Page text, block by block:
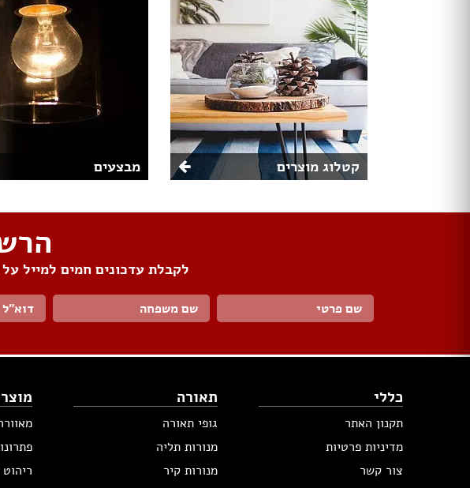
קטלוג מוצרים מבצעים
לקבלת עדכונים חמים למייל
כללי
תקנון האתר
מדיניות פרטיות
צור קשר
תאורה
גופי תאורה
מנורות תליה
מנורות קיר
ריהוט